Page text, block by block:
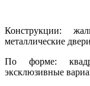
Конструкции:
металлические
По форме:
эксклюзивные